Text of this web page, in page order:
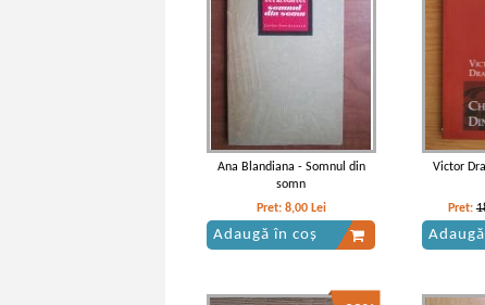
Ana Blandiana - Somnul din
somn
Pret: 8,00 Lei
Adaugă în coș
Victor
Pret: